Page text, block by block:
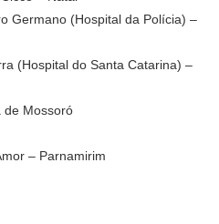
Germano (Hospital da Polícia) –
(Hospital do Santa Catarina) –
de Mossoró
– Parnamirim